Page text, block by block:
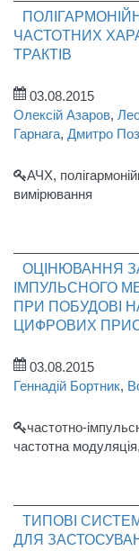
ЧАСТОТНИХ
ТРАКТІВ
03.08.2015
Олексій Азаров,
Гарнага, Дмитро
АЧХ,
вимірювання
ОЦІНЮВАННЯ
ІМПУЛЬСНОГО
ПРИ ПОБУДОВІ
ЦИФРОВИХ
03.08.2015
Геннадій Бортник,
частотно-
частотна
ТИПОВІ
ДЛЯ